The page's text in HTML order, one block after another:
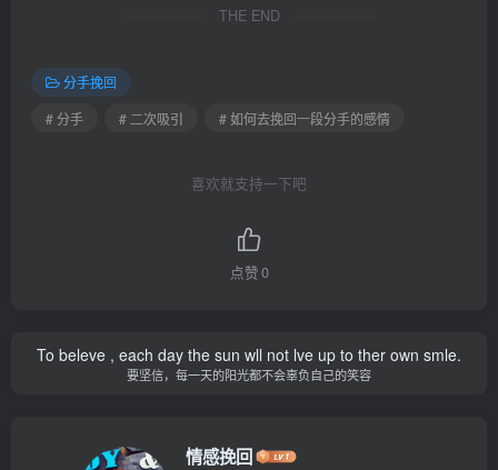
THE END
分手挽回
# 分手
# 二次吸引 # 如何去挽回一段分手的感情
喜欢就支持一下吧
点赞0
To beleve , each day the sun wll not lve up to ther own smle.
要坚信，每一天的阳光都不会辜负自己的笑容
情感挽回